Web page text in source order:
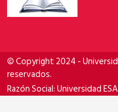
© Copyright 2024 -
reservados.
Razón Social: Universidad